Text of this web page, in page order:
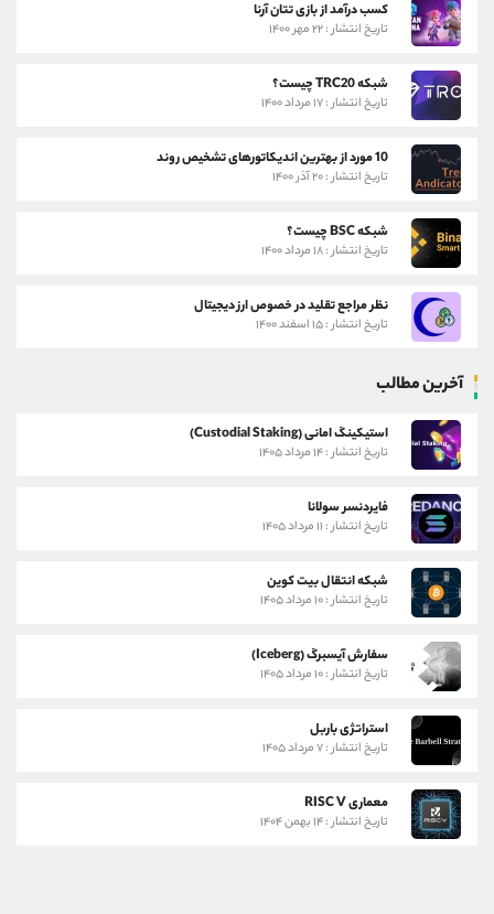
کسب درآمد از بازی تتان آرنا
تاریخ انتشار : ۲۲ مهر ۱۴۰۰
شبکه TRC20 چیست؟
تاریخ انتشار : ۱۷ مرداد ۱۴۰۰
10 مورد از بهترین اندیکاتورهای تشخیص روند
تاریخ انتشار : ۲۰ آذر ۱۴۰۰
شبکه BSC چیست؟
تاریخ انتشار : ۱۸ مرداد ۱۴۰۰
نظر مراجع تقلید در خصوص ارز دیجیتال
تاریخ انتشار : ۱۵ اسفند ۱۴۰۰
آخرین مطالب
استیکینگ امانی (Custodial Staking)
تاریخ انتشار : ۱۴ مرداد ۱۴۰۵
فایردنسر سولانا
تاریخ انتشار : ۱۱ مرداد ۱۴۰۵
شبکه انتقال بیت کوین
تاریخ انتشار : ۱۰ مرداد ۱۴۰۵
سفارش آیسبرگ (Iceberg)
تاریخ انتشار : ۱۰ مرداد ۱۴۰۵
استراتژی باربل
تاریخ انتشار : ۷ مرداد ۱۴۰۵
معماری RISC V
تاریخ انتشار : ۱۴ بهمن ۱۴۰۴